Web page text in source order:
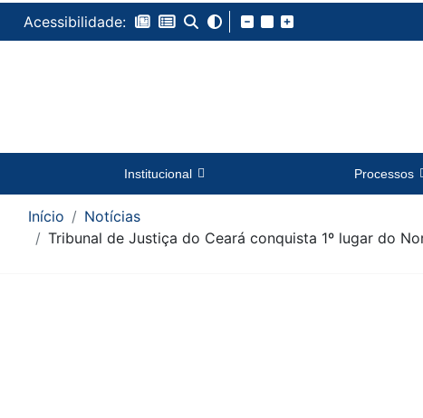
Acessibilidade:
Institucional Processos
Início
Notícias
Tribunal de Justiça do Ceará conquista 1º lugar do